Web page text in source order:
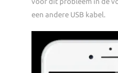
een andere USB kabel.